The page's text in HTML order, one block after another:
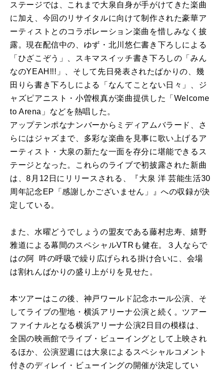
ステージでは、これまで大泉自身が手がけてきた楽曲
に加え、今回のリサイタルに向けて制作された豪華ア
ーティストとのコラボレーション楽曲を惜しみなく披
露。現在配信中の、ゆず・北川悠仁書き下ろしによる
「ひざこぞう」、スキマスイッチ書き下ろしの「みん
なのYEAH!!!」、そして先日発表されたばかりの、幾
田りら書き下ろしによる「なんてことない日々」、ジ
ャズピアニスト・小曽根真が楽曲提供した「Welcome
to Arena」などを熱唱した。
アップテンポなナンバーからミディアムバラード、さ
らにはジャズまで、多彩な楽曲を見事に歌い上げるア
ーティスト・大泉の新たな一面を存分に堪能できるス
テージとなった。これらのライブで初披露された新曲
は、8月12日にリリースされる、『大泉 洋 芸能生活30
周年記念EP「感謝しかございません」』への収録が決
定している。
また、水曜どうでしょうの盟友である藤村忠寿、嬉野
雅道による幕間のスペシャルVTRも健在。３人ならで
はの阿 吽の呼吸で繰り広げられる掛け合いに、会場
は割れんばかりの盛り上がりを見せた。
本ツアーはこの後、神戸ワールド記念ホール公演、そ
してライブの聖地・横浜アリーナ公演と続く。ツアー
ファイナルとなる横浜アリーナ公演2日目の模様は、
全国の映画館でライブ・ビューイングとして上映され
るほか、公演翌週には大泉によるスペシャルコメント
付きのディレイ・ビューイングの開催が決定してい